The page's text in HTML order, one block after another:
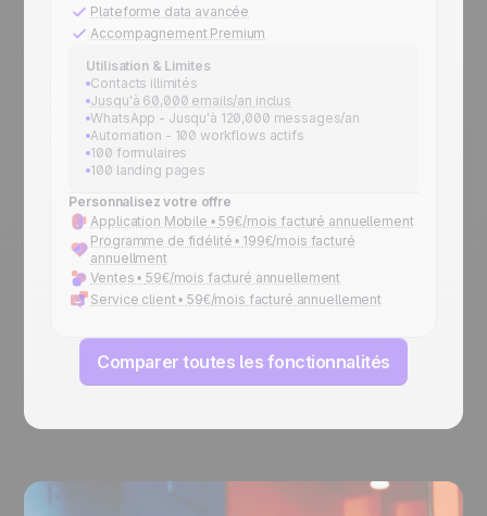
Plateforme data avancée
Accompagnement Premium
Utilisation & Limites
Contacts illimités
Jusqu'à 60,000 emails/an inclus
WhatsApp - Jusqu'à 120,000 messages/an
Automation - 100 workflows actifs
100 formulaires
100 landing pages
Personnalisez votre offre
Application Mobile • 59€/mois facturé annuellement
Programme de fidélité • 199€/mois facturé
annuellment
Ventes • 59€/mois facturé annuellement
Service client • 59€/mois facturé annuellement
Comparer toutes les fonctionnalités